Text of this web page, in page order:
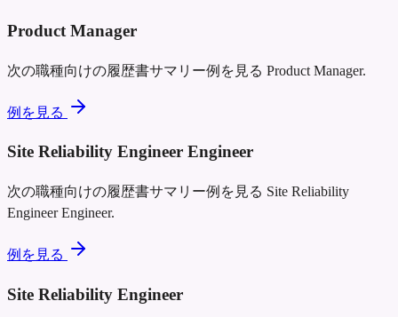
Product Manager
次の職種向けの履歴書サマリー例を見る Product Manager.
例を見る
Site Reliability Engineer Engineer
次の職種向けの履歴書サマリー例を見る Site Reliability
Engineer Engineer.
例を見る
Site Reliability Engineer